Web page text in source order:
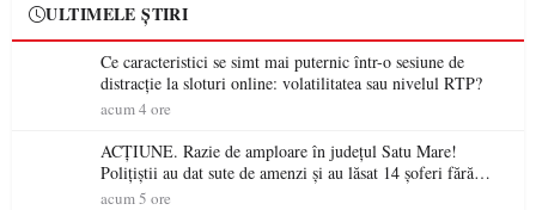
ULTIMELE ȘTIRI
Ce caracteristici se simt mai puternic într-o sesiune de
distracție la sloturi online: volatilitatea sau nivelul RTP?
acum 4 ore
ACȚIUNE. Razie de amploare în județul Satu Mare!
Polițiștii au dat sute de amenzi și au lăsat 14 șoferi fără
permis într-o singură zi
acum 5 ore